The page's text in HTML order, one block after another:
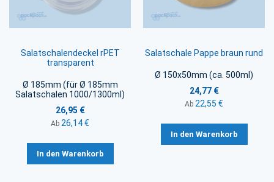
Salatschalendeckel rPET
transparent
Ø 185mm (für Ø 185mm
Salatschalen 1000/1300ml)
26,95 €
Ab 26,14 €
In den Warenkorb
Salatschale Pappe braun rund
Ø 150x50mm (ca. 500ml)
24,77 €
Ab 22,55 €
In den Warenkorb